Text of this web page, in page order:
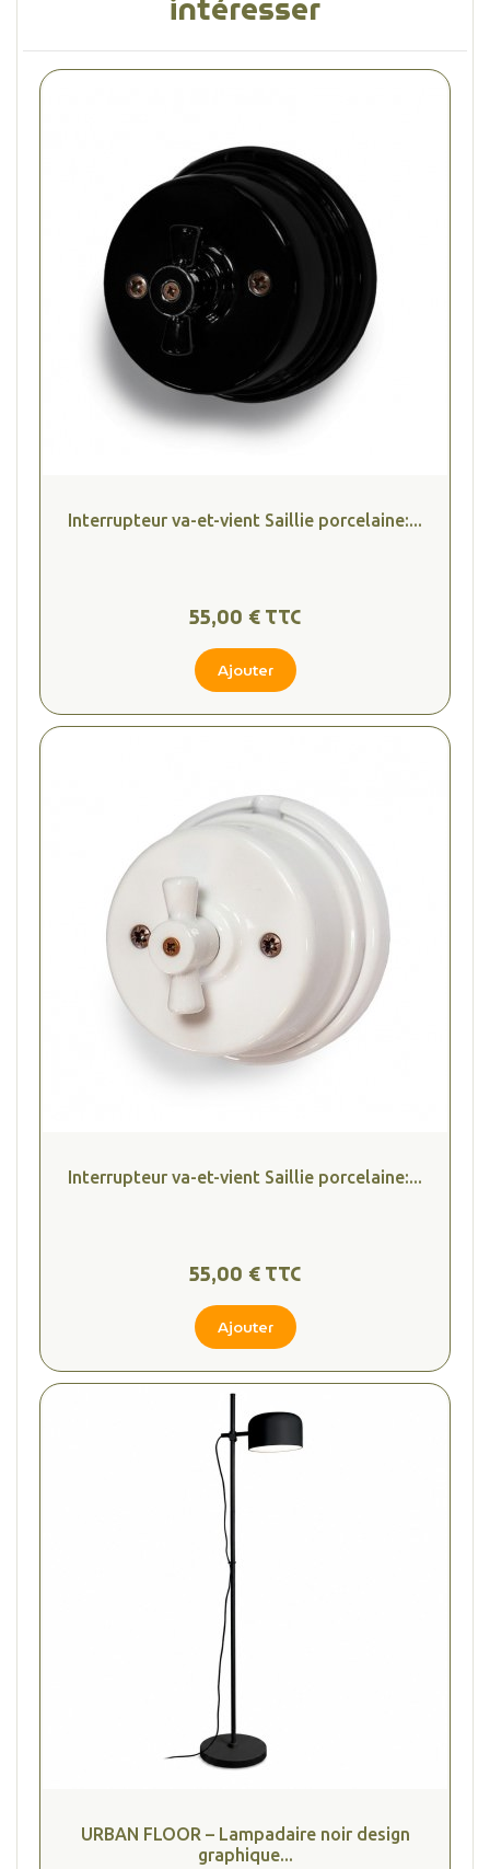
Interrupteur va-et-vient Saillie porcelaine:...
55,00 € TTC
Ajouter
Interrupteur va-et-vient Saillie porcelaine:...
55,00 € TTC
Ajouter
URBAN FLOOR – Lampadaire noir design
graphique...